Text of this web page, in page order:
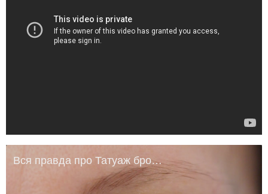
Вся правда про Татуаж бровей 6DS. Стоит ли делать?